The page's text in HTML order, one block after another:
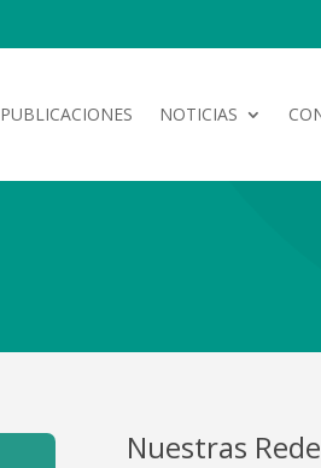
PUBLICACIONES NOTICIAS
Nuestras